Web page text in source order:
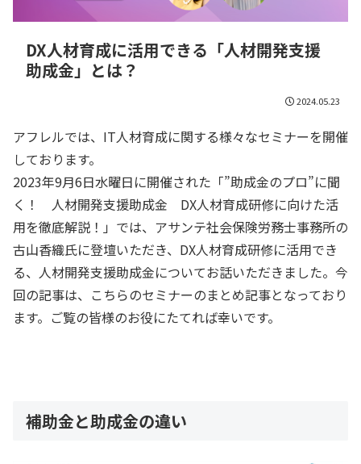
DX人材育成に活用できる「人材開発支援
助成金」とは？
2024.05.23
アフレルでは、IT人材育成に関する様々なセミナーを開催
しております。
2023年9月6日水曜日に開催された「”助成金のプロ”に聞
く！ 人材開発支援助成金 DX人材育成研修に向けた活
用を徹底解説！」では、アサンテ社会保険労務士事務所の
古山香織氏に登壇いただき、DX人材育成研修に活用でき
る、人材開発支援助成金についてお話いただきました。今
回の記事は、こちらのセミナーのまとめ記事となっており
ます。ご覧の皆様のお役にたてれば幸いです。
補助金と助成金の違い